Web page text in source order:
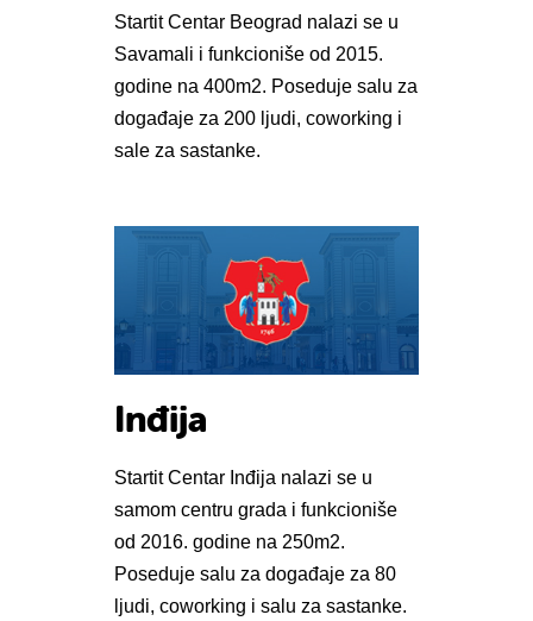
Startit Centar Beograd nalazi se u
Savamali i funkcioniše od 2015.
godine na 400m2. Poseduje salu za
događaje za 200 ljudi, coworking i
sale za sastanke.
Inđija
Startit Centar Inđija nalazi se u
samom centru grada i funkcioniše
od 2016. godine na 250m2.
Poseduje salu za događaje za 80
ljudi, coworking i salu za sastanke.